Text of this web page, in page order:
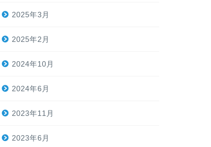
2025年3月
2025年2月
2024年10月
2024年6月
2023年11月
2023年6月